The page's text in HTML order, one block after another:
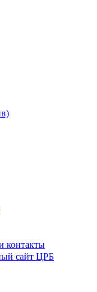
контакты
сайт ЦРБ